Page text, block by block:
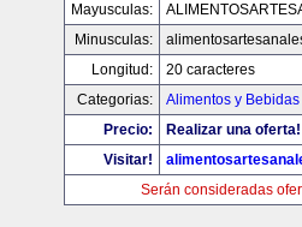
Mayusculas:
Minusculas:
Longitud:
20 caracteres
Categorias:
Alimentos y Bebidas
Precio:
Realizar una oferta!
Visitar!
Serán consideradas